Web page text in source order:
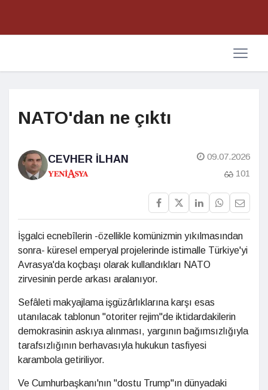
NATO'dan ne çıktı
CEVHER İLHAN
09.07.2026
101
İşgalci ecnebîlerin -özellikle komünizmin yıkılmasından
sonra- küresel emperyal projelerinde istimalle Türkiye'yi
Avrasya'da koçbaşı olarak kullandıkları NATO
zirvesinin perde arkası aralanıyor.
Sefâleti makyajlama işgüzârlıklarına karşı esas
utanılacak tablonun "otoriter rejim"de iktidardakilerin
demokrasinin askıya alınması, yargının bağımsızlığıyla
tarafsızlığının berhavasıyla hukukun tasfiyesi
karambola getiriliyor.
Ve Cumhurbaşkanı'nın "dostu Trump"ın dünyadaki